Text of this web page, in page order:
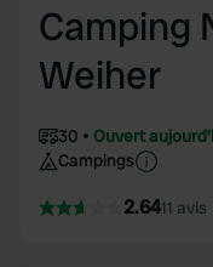
Camping
Weiher
30
Ouvert
Campings
2.6411 avis